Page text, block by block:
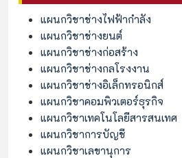
แผนกวิชาช่างไฟฟ้ากำลัง
แผนกวิชาช่างยนต์
แผนกวิชาช่างก่อสร้าง
แผนกวิชาช่างกลโรงงาน
แผนกวิชาช่างอิเล็กทรอนิกส์
แผนกวิชาคอมพิวเตอร์ธุรกิจ
แผนกวิชาเทคโนโลยีสารสนเทศ
แผนกวิชาการบัญชี
แผนกวิชาเลขานุการ